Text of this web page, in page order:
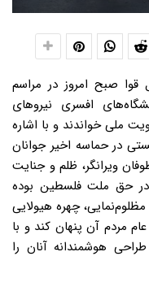
قوا صبح امروز در مراسم
افسری نیروهای
ملی خواندند و با اشاره
در حماسه اخیر جوانان
ویرانگر، ظلم و جنایت
حق ملت فلسطین بوده
چهره هیولایی
مردم آن پنهان کند و با
هوشمندانه آنان را